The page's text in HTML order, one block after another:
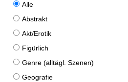
Alle
Abstrakt
Akt/Erotik
Figürlich
Genre (alltägl. Szenen)
Geografie